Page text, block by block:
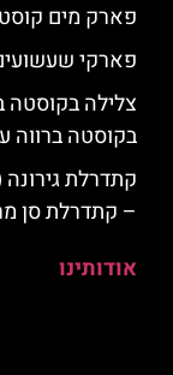
פארק מים
פארקי
צלילה בקוסטה
בקוסטה ברווה
– קתדרלת סן
אודותינו